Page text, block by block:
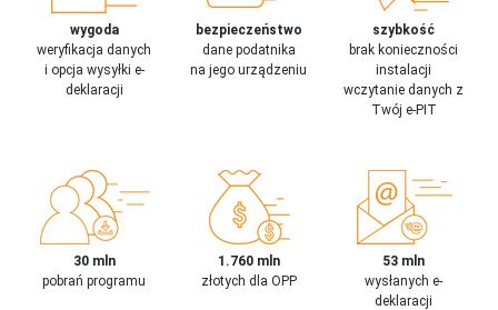
wygoda
weryfikacja danych
i opcja wysyłki e-
deklaracji
bezpieczeństwo
dane podatnika
na jego urządzeniu
szybkość
brak konieczności
instalacji
wczytanie danych z
Twój e-PIT
30 mln
pobrań programu
1.760 mln
złotych dla OPP
53 mln
wysłanych e-
deklaracji